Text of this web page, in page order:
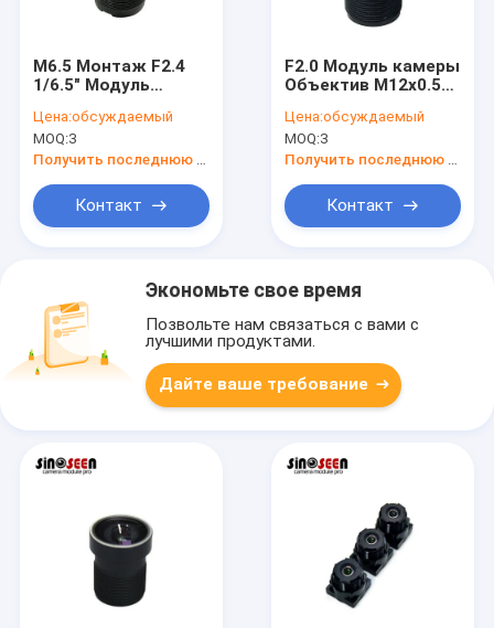
M6.5 Монтаж F2.4
1/6.5" Модуль
для датчика GC0308
Цена:обсуждаемый
MOQ:3
Получить последнюю цену
Контакт
F2.0 Модуль камеры
Объектив M12x0.5
дюйма Подходит
для датчика GC2053
Цена:обсуждаемый
MOQ:3
Получить последнюю цену
Контакт
Экономьте свое время
Позвольте нам связаться с вами с
лучшими продуктами.
Дайте ваше требование